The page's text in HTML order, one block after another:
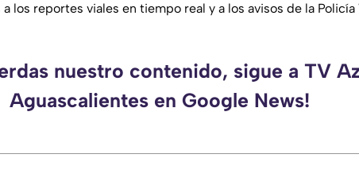
los reportes viales en tiempo real y a los avisos de la Policía
nuestro contenido, sigue a TV
Aguascalientes en Google News!